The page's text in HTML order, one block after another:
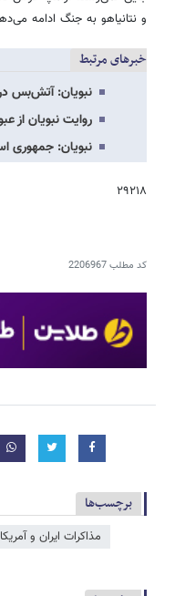
و نتانیاهو به جنگ ادامه
خبرهای مرتبط
نبویان: آتش‌بس
روایت نبویان از
نبویان: جمهوری
۲۹۲۱۸
کد مطلب2206967
برچسب‌ها
مذاکرات ایران و آمریکا